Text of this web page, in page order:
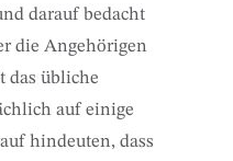
darauf bedacht
die Angehörigen
das übliche
auf einige
hindeuten, dass